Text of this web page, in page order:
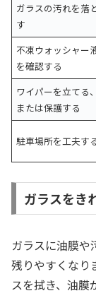
ガラスの汚れを落
す
不凍ウォッシャー
を確認する
ワイパーを立てる、
または保護する
駐車場所を工夫す
ガラスをき
ガラスに油膜や
残りやすくなり
スを拭き、油膜